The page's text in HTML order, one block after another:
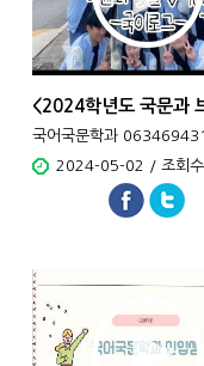
<2024학년도 국문과
그..
국어국문학과
2024-05-02 / 조회